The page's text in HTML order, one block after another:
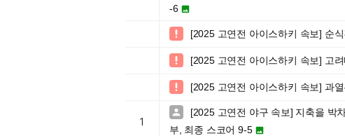
-6 
 [2025 고연전 아이스하키 속보] 순
 [2025 고연전 아이스하키 속보] 고
 [2025 고연전 아이스하키 속보] 과
1

[2025 고연전 야구 속보] 지축을 박
부, 최종 스코어 9-5 